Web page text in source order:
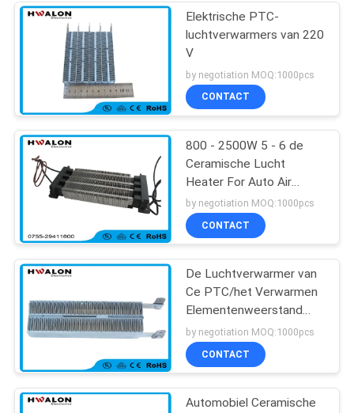
Elektrische PTC-
luchtverwarmers van 220
V
by negotiation MOQ:1000pcs
CONTACT
800 - 2500W 5 - 6 de
Ceramische Lucht
Heater For Auto Air
Conditioner van M/S
220v Ptc
by negotiation MOQ:1000pcs
CONTACT
De Luchtverwarmer van
Ce PTC/het Verwarmen
Elementenweerstand
voor Vloer het
Verwarmen Thermostaat
by negotiation MOQ:1000pcs
CONTACT
Automobiel Ceramische